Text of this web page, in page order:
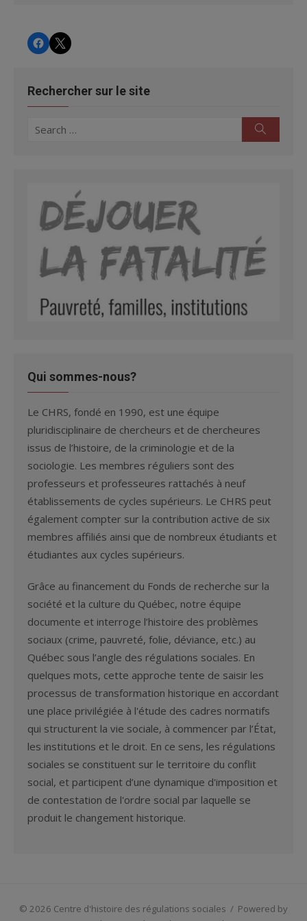
CHRSCHRS
Rechercher sur le site
Search
Qui sommes-nous?
Le CHRS, fondé en 1990, est une équipe
pluridisciplinaire de chercheurs et de chercheures
issus de l’histoire, de la criminologie et de la
sociologie. Les membres réguliers sont des
professeurs et professeures rattachés à neuf
établissements de cycles supérieurs. Le CHRS peut
également compter sur la contribution active de six
membres affiliés ainsi que de nombreux étudiants et
étudiantes aux cycles supérieurs.
Grâce au financement du Fonds de recherche sur la
société et la culture du Québec, notre équipe
documente et interroge l’histoire des problèmes
sociaux (crime, pauvreté, folie, déviance, etc.) au
Québec sous l’angle des régulations sociales. En
quelques mots, cette approche tente de saisir les
processus de transformation historique en accordant
une place privilégiée à l'étude des cadres normatifs
qui structurent la vie sociale, à commencer par l’État,
les institutions et le droit. En ce sens, les régulations
sociales se constituent sur le territoire du conflit
social, et participent d’une dynamique d'imposition et
de contestation de l'ordre social par laquelle se
produit le changement historique.
© 2026 Centre d'histoire des régulations sociales / Powered by